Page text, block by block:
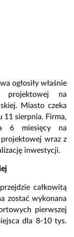
ogłosiły właśnie
projektowej na
Miasto czeka
11 sierpnia. Firma,
6 miesięcy na
wraz z
inwestycji.
całkowitą
zostać wykonana
pierwszej
dla 8-10 tys.